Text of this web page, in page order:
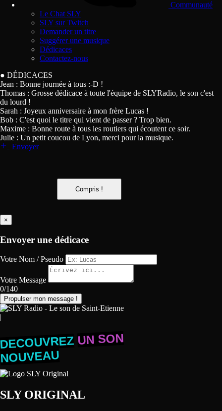
Communauté
Le Chat SLY
SLY sur Twitch
Demander un titre
Suggérer une musique
Dédicaces
Contactez-nous
● DÉDICACES
Jean : Bonne journée à tous :-D !
Thomas : Grosse dédicace à toute l'équipe de SLYRadio, le son c'est
du lourd !
Sarah : Joyeux anniversaire à mon frère Lucas !
Bob : C'est quoi le titre qui vient de passer ? Trop bien.
Maxime : Bonne route à tous les routiers qui écoutent ce soir.
Julie : Un petit coucou de Lyon, merci pour la musique.
Envoyer
Compris !
×
Envoyer une dédicace
Votre Nom / Pseudo
Votre Message
0/140
Propulser mon message !
|
UN SON
NOUVEAU
SLY ORIGINAL